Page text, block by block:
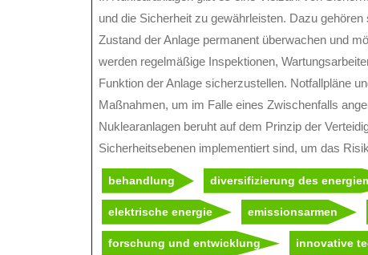
und die Sicherheit zu gewährleisten. Dazu
Zustand der Anlage permanent überwachen und
werden regelmäßige Inspektionen,
Funktion der Anlage sicherzustellen. Notfallpläne
Maßnahmen, um im Falle eines Zwischenfalls
Nuklearanlagen beruht auf dem Prinzip der
Sicherheitsebenen implementiert sind, um das
behandlung diversifizierung des
elektrische energie emissionsarmen
forschung und entwicklung innovative